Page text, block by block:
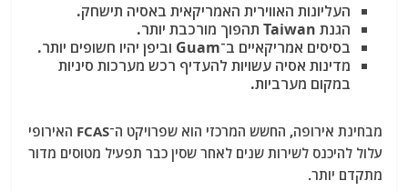
העליונות האווירית האמריקאית באסיה תישחק.
הגנת Taiwan תהפוך מורכבת יותר.
בסיסים אמריקאיים ב־Guam וביפן יהיו חשופים יותר.
מדינות אסיה עשויות להעדיף רכש מערכות סיניות
במקום מערביות.
מבחינת אירופה, החשש המרכזי הוא שפרויקט ה־FCAS האירופי
עלול להיכנס לשירות שנים לאחר שסין כבר תפעיל מטוסים מדור
מתקדם יותר.